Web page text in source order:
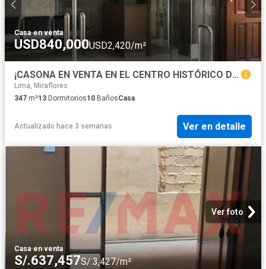
Casa·en venta
USD840,000USD2,420/m²
¡CASONA EN VENTA EN EL CENTRO HISTÓRICO DE AREQUIPA!
Lima, Miraflores
347 m²13 Dormitorios10 BañosCasa
Actualizado hace 3 semanas Ver en detalle
Ver foto
Casa·en venta
S/.637,457S/.3,427/m²